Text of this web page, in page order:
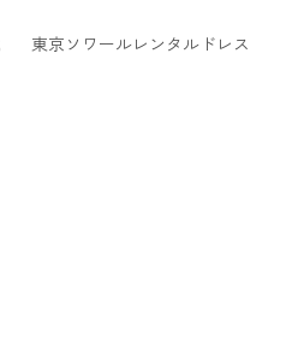
東京ソワールレンタルドレス